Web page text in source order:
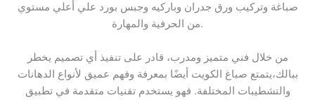
صباغة وتركيب ورق جدران وباركيه وجبس بورد علي أعلي مستوي
من الحرفية والمهارة.
من خلال فني متميز ومدرب، قادر على تنفيذ أي تصميم يخطر
ببالك،يتمتع صباغ الكويت أيضًا بمعرفة وفهم عميق لأنواع الدهانات
والتشطيبات المختلفة. فهو يستخدم تقنيات متقدمة في تطبيق